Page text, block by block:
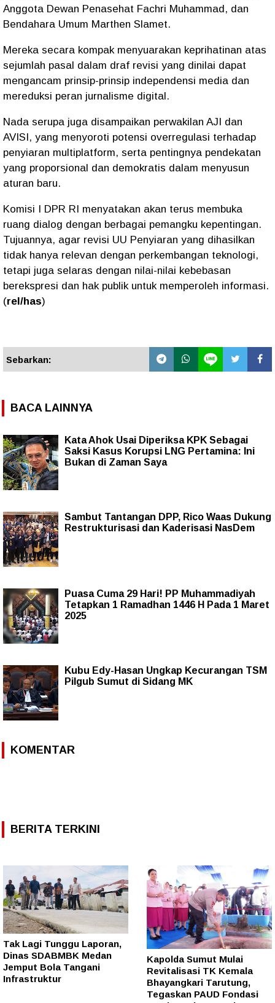
Anggota Dewan Penasehat Fachri Muhammad, dan
Bendahara Umum Marthen Slamet.
Mereka secara kompak menyuarakan keprihatinan atas
sejumlah pasal dalam draf revisi yang dinilai dapat
mengancam prinsip-prinsip independensi media dan
mereduksi peran jurnalisme digital.
Nada serupa juga disampaikan perwakilan AJI dan
AVISI, yang menyoroti potensi overregulasi terhadap
penyiaran multiplatform, serta pentingnya pendekatan
yang proporsional dan demokratis dalam menyusun
aturan baru.
Komisi I DPR RI menyatakan akan terus membuka
ruang dialog dengan berbagai pemangku kepentingan.
Tujuannya, agar revisi UU Penyiaran yang dihasilkan
tidak hanya relevan dengan perkembangan teknologi,
tetapi juga selaras dengan nilai-nilai kebebasan
berekspresi dan hak publik untuk memperoleh informasi.
(rel/has)
Sebarkan:
BACA LAINNYA
Kata Ahok Usai Diperiksa KPK Sebagai
Saksi Kasus Korupsi LNG Pertamina: Ini
Bukan di Zaman Saya
Sambut Tantangan DPP, Rico Waas Dukung
Restrukturisasi dan Kaderisasi NasDem
Puasa Cuma 29 Hari! PP Muhammadiyah
Tetapkan 1 Ramadhan 1446 H Pada 1 Maret
2025
Kubu Edy-Hasan Ungkap Kecurangan TSM
Pilgub Sumut di Sidang MK
KOMENTAR
BERITA TERKINI
Tak Lagi Tunggu Laporan,
Dinas SDABMBK Medan
Jemput Bola Tangani
Infrastruktur
Kapolda Sumut Mulai
Revitalisasi TK Kemala
Bhayangkari Tarutung,
Tegaskan PAUD Fondasi